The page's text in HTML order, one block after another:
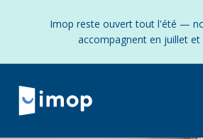
Imop reste ouvert tout l'été —
accompagnent en juillet et